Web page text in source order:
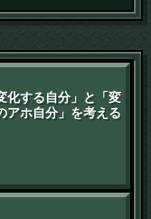
化する自分」と「変
アホ自分」を考える